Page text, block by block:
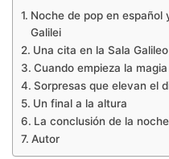
Noche de pop en español
Galilei
Una cita en la Sala
Cuando empieza la magia
Sorpresas que elevan el
Un final a la altura
La conclusión de la noche
Autor